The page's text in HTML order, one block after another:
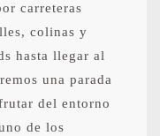
carreteras
colinas y
hasta llegar al
una parada
del entorno
de los